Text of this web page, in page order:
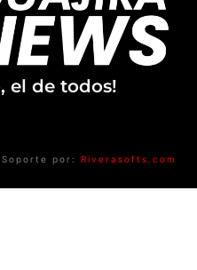
el de todos!
Soporte por: Riverasofts.com